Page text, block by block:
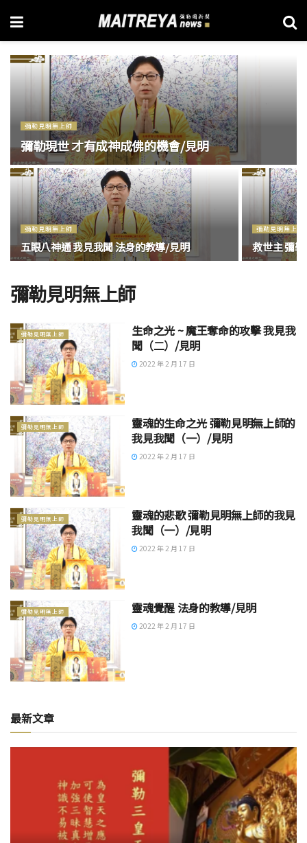
彌勒見明無上師
彌勒現世 才有成神成佛的機會/見明
彌勒見明無上師
五眼八神通 我見我聞 法身的教導/見明
彌勒見明無上師
救世主 彌
彌勒見明無上師
彌勒見明無上師
生命之光 ~ 魔王奪命的攻擊 我見我
聞（二）/見明
2022 年 2 月 17 日
彌勒見明無上師
靈魂的生命之光 彌勒見明無上師的
我見我聞（一）/見明
2022 年 2 月 17 日
彌勒見明無上師
靈魂的悲歌 彌勒見明無上師的我見
我聞（一）/見明
2022 年 2 月 17 日
彌勒見明無上師 靈魂覺醒 法身的教導/見明
2022 年 2 月 17 日
最新文章